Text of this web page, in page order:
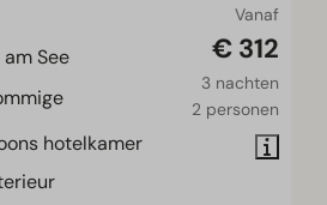
Vanaf
€ 312
3 nachten
2 personen
See
hotelkamer